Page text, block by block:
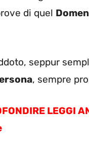
di quel
seppur
, sempre
LEGGI